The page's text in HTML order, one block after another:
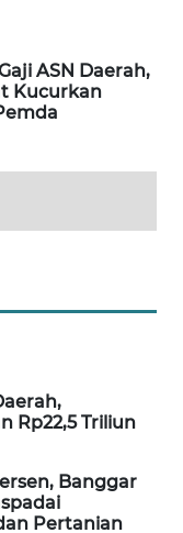
ASN Daerah,
Kucurkan
Rp22,5 Triliun
Banggar
Pertanian